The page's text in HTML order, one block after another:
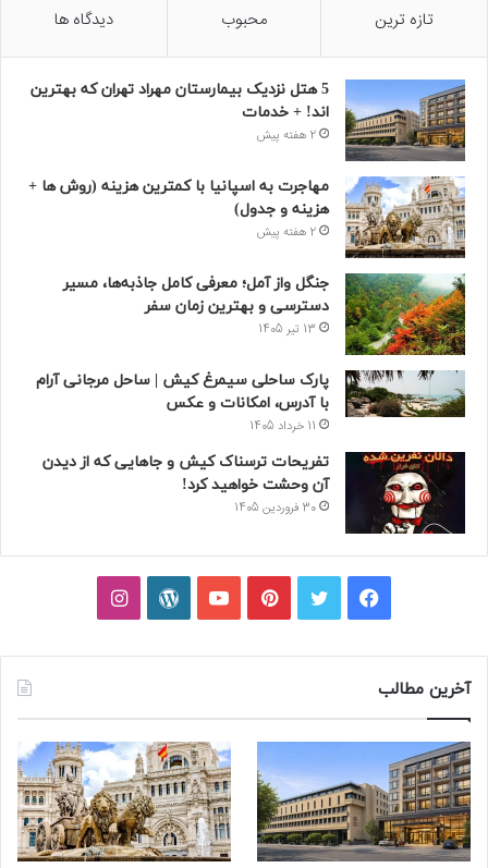
تازه ترین محبوب دیدگاه ها
5 هتل نزدیک بیمارستان مهراد تهران که بهترین‌
اند! + خدمات
2 هفته پیش
مهاجرت به اسپانیا با کمترین هزینه (روش ها +
هزینه و جدول)
2 هفته پیش
جنگل واز آمل؛ معرفی کامل جاذبه‌ها، مسیر
دسترسی و بهترین زمان سفر
13 تیر 1405
پارک ساحلی سیمرغ کیش | ساحل مرجانی آرام
با آدرس، امکانات و عکس
11 خرداد 1405
تفریحات ترسناک کیش و جاهایی که از دیدن
آن وحشت خواهید کرد!
30 فروردین 1405
فیسبوکتوییترپینتریستیوتیوبوردپرساینستاگرام
آخرین مطالب